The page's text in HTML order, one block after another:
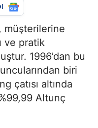
müşterilerine
ve pratik
1996’dan bu
biri
çatısı altında
Altunç